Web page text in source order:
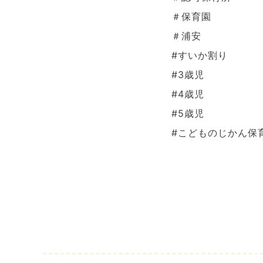
＃保育園
＃浦安
#すいか割り
#3歳児
#4歳児
#5歳児
#こどものじかん保